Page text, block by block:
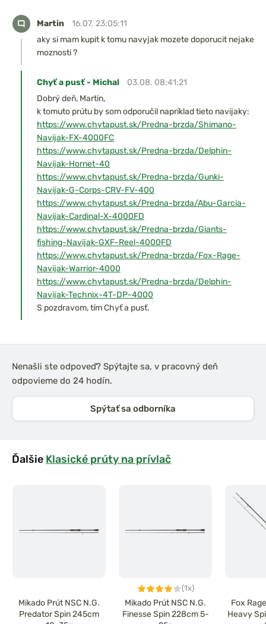
Martin
16.07. 23:05:11
aky si mam kupit k tomu navyjak mozete doporucit nejake
moznosti ?
Chyť a pusť - Michal
03.08. 08:41:21
Dobrý deň, Martin,
k tomuto prútu by som odporučil napríklad tieto navijaky:
https://www.chytapust.sk/Predna-brzda/Shimano-
Navijak-FX-4000FC
https://www.chytapust.sk/Predna-brzda/Delphin-
Navijak-Hornet-40
https://www.chytapust.sk/Predna-brzda/Gunki-
Navijak-G-Corps-CRV-FV-400
https://www.chytapust.sk/Predna-brzda/Abu-Garcia-
Navijak-Cardinal-X-4000FD
https://www.chytapust.sk/Predna-brzda/Giants-
fishing-Navijak-GXF-Reel-4000FD
https://www.chytapust.sk/Predna-brzda/Fox-Rage-
Navijak-Warrior-4000
https://www.chytapust.sk/Predna-brzda/Delphin-
Navijak-Technix-4T-DP-4000
S pozdravom, tím Chyť a pusť.
Nenašli ste odpoveď? Spýtajte sa, v pracovný deň
odpovieme do 24 hodín.
Spýtať sa odborníka
Ďalšie Klasické prúty na prívlač
Mikado Prút NSC N.G.
Predator Spin 245cm
(1x)
Mikado Prút NSC N.G.
Finesse Spin 228cm 5-
Fox
Heavy